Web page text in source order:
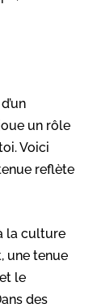
un rôle
Voici
reflète
la culture
une tenue
le
des